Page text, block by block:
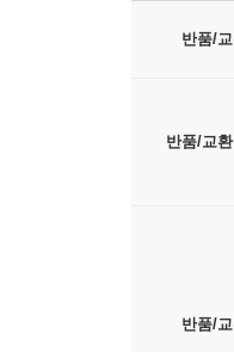
반품/
반품/교
반품/